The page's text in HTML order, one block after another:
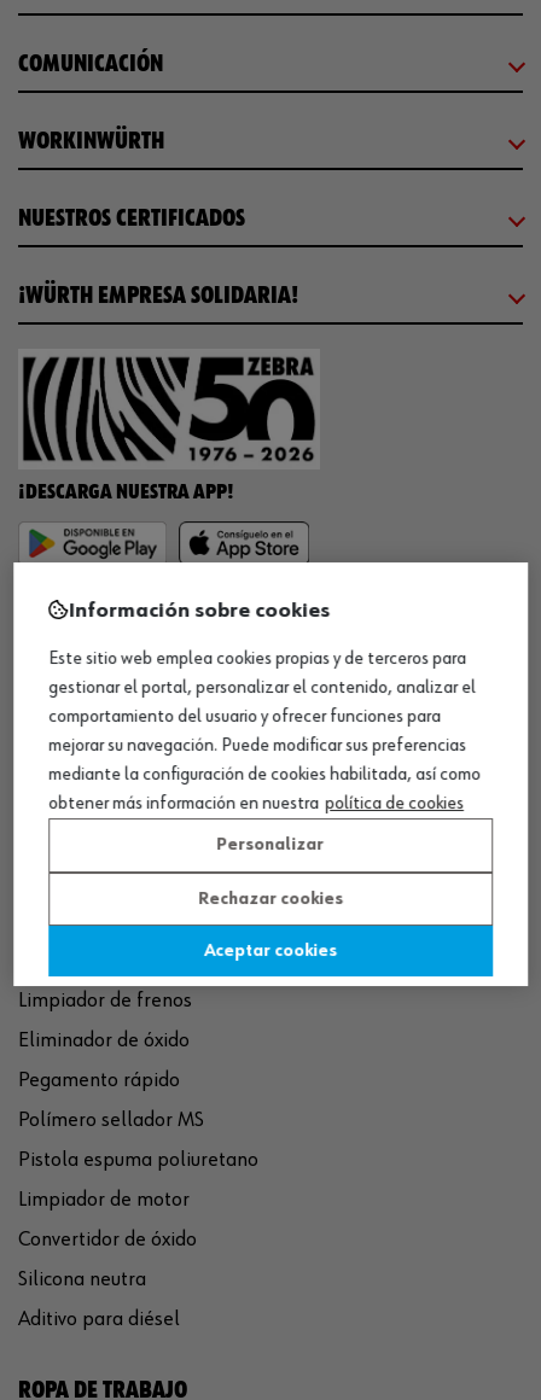
COMUNICACIÓN
WORKINWÜRTH
NUESTROS CERTIFICADOS
¡WÜRTH EMPRESA SOLIDARIA!
¡DESCARGA NUESTRA APP!
MÉTODOS DE PAGO
¡SÍGUENOS!
Limpiador de frenos
Eliminador de óxido
Pegamento rápido
Polímero sellador MS
Pistola espuma poliuretano
Limpiador de motor
Convertidor de óxido
Silicona neutra
Aditivo para diésel
ROPA DE TRABAJO
Información sobre cookies
Este sitio web emplea cookies propias y de terceros para
gestionar el portal, personalizar el contenido, analizar el
comportamiento del usuario y ofrecer funciones para
mejorar su navegación. Puede modificar sus preferencias
mediante la configuración de cookies habilitada, así como
obtener más información en nuestra política de cookies
Personalizar
Rechazar cookies
Aceptar cookies